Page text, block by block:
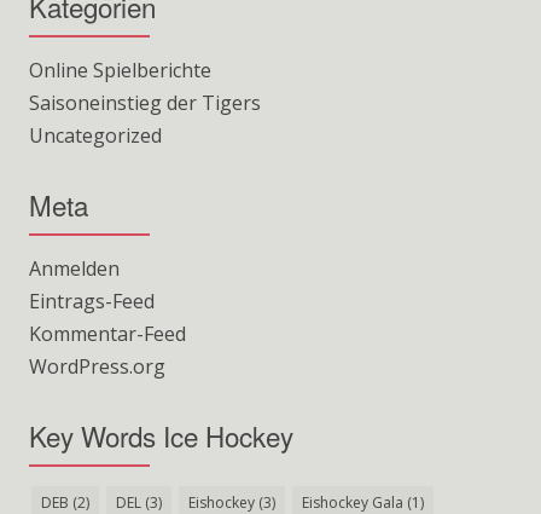
Online Spielberichte
Saisoneinstieg der Tigers
Uncategorized
Meta
Anmelden
Eintrags-Feed
Kommentar-Feed
WordPress.org
Key Words Ice Hockey
DEB (2) DEL (3) Eishockey (3) Eishockey Gala (1)